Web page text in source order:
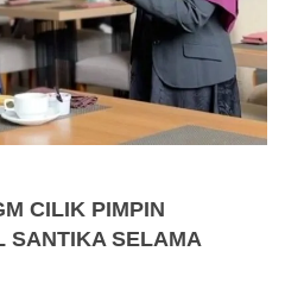
CILIK PIMPIN
SANTIKA SELAMA